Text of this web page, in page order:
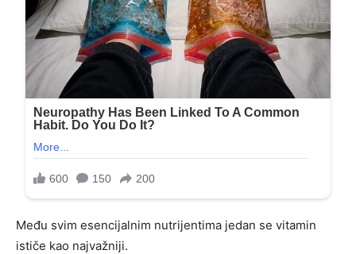
Među svim esencijalnim nutrijentima jedan se vitamin
ističe kao najvažniji.